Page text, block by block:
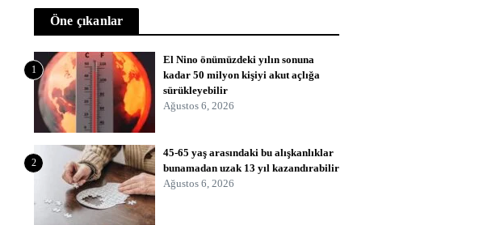
Öne çıkanlar
1
El Nino önümüzdeki yılın sonuna
kadar 50 milyon kişiyi akut açlığa
sürükleyebilir
Ağustos 6, 2026
2
45-65 yaş arasındaki bu alışkanlıklar
bunamadan uzak 13 yıl kazandırabilir
Ağustos 6, 2026